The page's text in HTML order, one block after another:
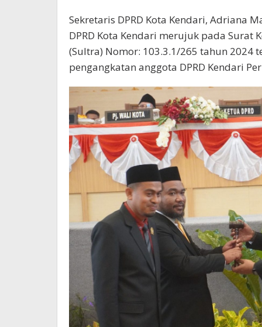
Sekretaris DPRD Kota Kendari, Adriana
DPRD Kota Kendari merujuk pada Surat
(Sultra) Nomor: 103.3.1/265 tahun 2024
pengangkatan anggota DPRD Kendari